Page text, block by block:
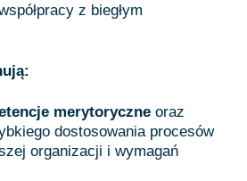
z biegłym
merytoryczne oraz
dostosowania procesów
organizacji i wymagań